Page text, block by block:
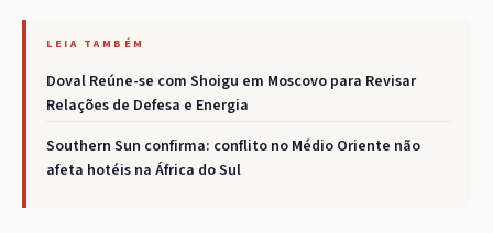
LEIA TAMBÉM
Doval Reúne-se com Shoigu em Moscovo para Revisar
Relações de Defesa e Energia
Southern Sun confirma: conflito no Médio Oriente não
afeta hotéis na África do Sul